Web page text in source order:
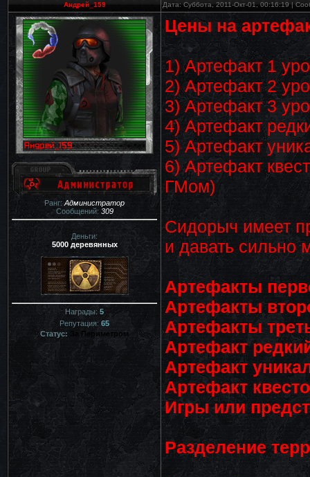
Андрей_159 Дата: Суббота, 2011-Окт-01, 00:16:19 |
Ранг:Администратор
Сообщений:309
Деньги:
5000 деревянных
Награды:5
Репутация:65
Статус:
За Периметром
Цены на
1) Артефакт 1
2) Артефакт 2
3) Артефакт 3
4) Артефакт
5) Артефакт
6) Артефакт
ГМом)
Сидорыч имеет
и давать сильно
Артефакты
Артефакты
Артефакты
Артефакт
Артефакт
Артефакт
Игры или
Разделение